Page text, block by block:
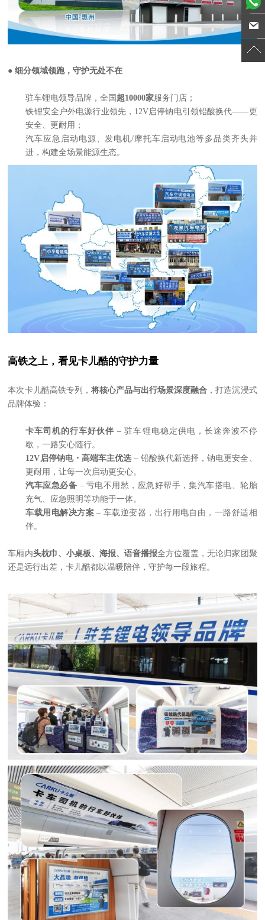
● 细分领域领跑，守护无处不在
驻车锂电领导品牌，全国 超10000家服务门店；
铁锂安全户外电源行业领先， 12V启停钠电引领铅酸换代——更
安全、更耐用；
汽车应急启动电源、发电机/摩托车启动电池等多品类齐头并
进，构建全场景能源生态。
高铁之上，看见卡儿酷的守护力量
本次卡儿酷高铁专列， 将核心产品与出行场景深度融合 ，打造沉浸式
品牌体验：
卡车司机的行车好伙伴 – 驻车锂电稳定供电，长途奔波不停
歇，一路安心随行。
12V启停钠电・高端车主优选 – 铅酸换代新选择，钠电更安全、
更耐用，让每一次启动更安心。
汽车应急必备 – 亏电不用愁，应急好帮手，集汽车搭电、轮胎
充气、应急照明等功能于一体。
车载用电解决方案 – 车载逆变器，出行用电自由，一路舒适相
伴。
车厢内头枕巾、小桌板、海报、语音播报全方位覆盖，无论归家团聚
还是远行出差，卡儿酷都以温暖陪伴，守护每一段旅程。